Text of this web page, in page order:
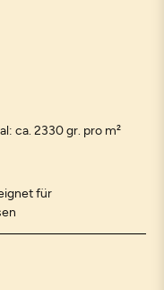
ca. 2330 gr. pro m²
für